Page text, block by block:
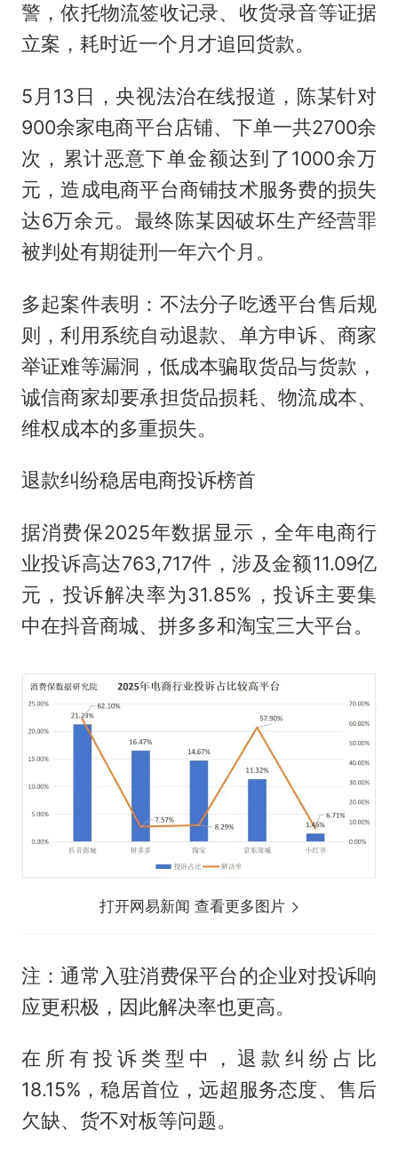
警，依托物流签收记录、收货录音等证据
立案，耗时近一个月才追回货款。
5月13日，央视法治在线报道，陈某针对
900余家电商平台店铺、下单一共2700余
次，累计恶意下单金额达到了1000余万
元，造成电商平台商铺技术服务费的损失
达6万余元。最终陈某因破坏生产经营罪
被判处有期徒刑一年六个月。
多起案件表明：不法分子吃透平台售后规
则，利用系统自动退款、单方申诉、商家
举证难等漏洞，低成本骗取货品与货款，
诚信商家却要承担货品损耗、物流成本、
维权成本的多重损失。
退款纠纷稳居电商投诉榜首
据消费保2025年数据显示，全年电商行
业投诉高达763,717件，涉及金额11.09亿
元，投诉解决率为31.85%，投诉主要集
中在抖音商城、拼多多和淘宝三大平台。
打开网易新闻 查看更多图片
注：通常入驻消费保平台的企业对投诉响
应更积极，因此解决率也更高。
在所有投诉类型中，退款纠纷占比
18.15%，稳居首位，远超服务态度、售后
欠缺、货不对板等问题。